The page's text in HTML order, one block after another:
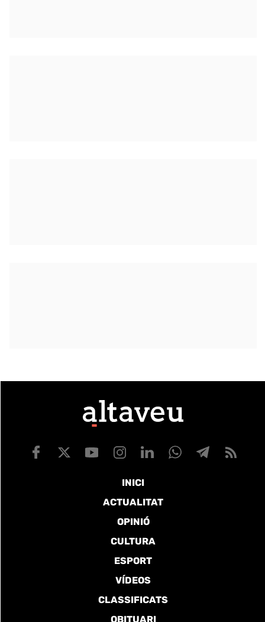
INICI
ACTUALITAT
OPINIÓ
CULTURA
ESPORT
VÍDEOS
CLASSIFICATS
OBITUARI